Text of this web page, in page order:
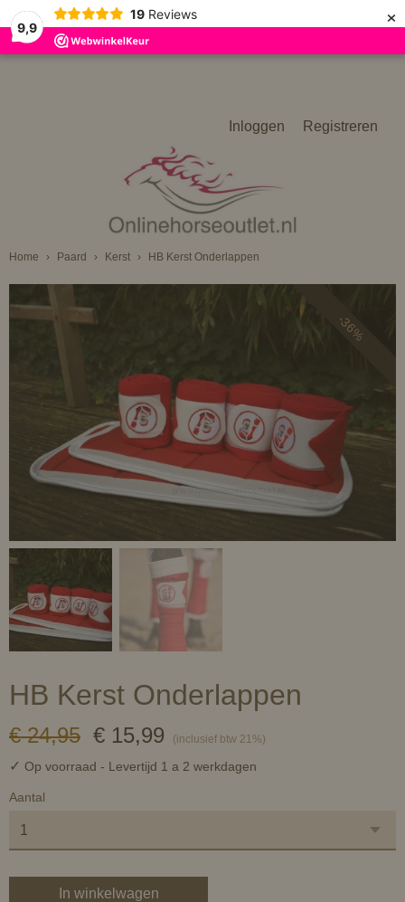
9,9
19 Reviews ×
Inloggen Registreren
Home › Paard › Kerst › HB Kerst Onderlappen
-36%
HB Kerst Onderlappen
€ 24,95 € 15,99 (inclusief btw 21%)
✓ Op voorraad - Levertijd 1 a 2 werkdagen
Aantal
In winkelwagen